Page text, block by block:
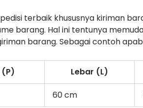
terbaik khususnya kiriman
barang. Hal ini tentunya
barang. Sebagai contoh
(P) Lebar (L)
60 cm